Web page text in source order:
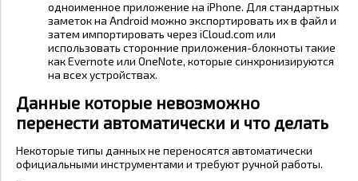
одноименное приложение на iPhone. Для стандартных
заметок на Android можно экспортировать их в файл и
затем импортировать через iCloud.com или
использовать сторонние приложения-блокноты такие
как Evernote или OneNote, которые синхронизируются
на всех устройствах.
Данные которые невозможно
перенести автоматически и что делать
Некоторые типы данных не переносятся автоматически
официальными инструментами и требуют ручной работы.